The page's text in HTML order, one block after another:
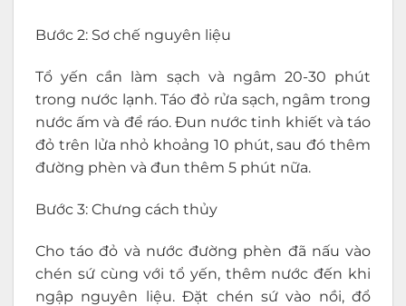
Bước 2: Sơ chế nguyên liệu
Tổ yến cần làm sạch và ngâm 20-30 phút
trong nước lạnh. Táo đỏ rửa sạch, ngâm trong
nước ấm và để ráo. Đun nước tinh khiết và táo
đỏ trên lửa nhỏ khoảng 10 phút, sau đó thêm
đường phèn và đun thêm 5 phút nữa.
Bước 3: Chưng cách thủy
Cho táo đỏ và nước đường phèn đã nấu vào
chén sứ cùng với tổ yến, thêm nước đến khi
ngập nguyên liệu. Đặt chén sứ vào nồi, đổ